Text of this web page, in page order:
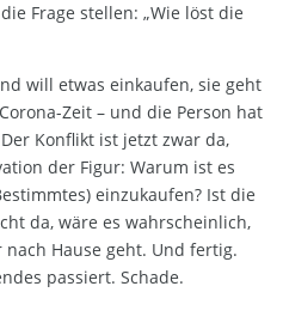
Frage stellen: „Wie löst die
will etwas einkaufen, sie geht
Zeit – und die Person hat
Konflikt ist jetzt zwar da,
der Figur: Warum ist es
einzukaufen? Ist die
da, wäre es wahrscheinlich,
Hause geht. Und fertig.
passiert. Schade.